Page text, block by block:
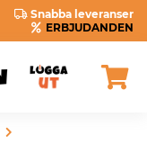
Snabba leveranser
ERBJUDANDEN